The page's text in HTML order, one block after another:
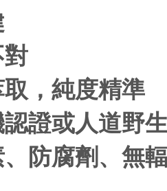
，純度精準
證或人道野
防腐劑、無